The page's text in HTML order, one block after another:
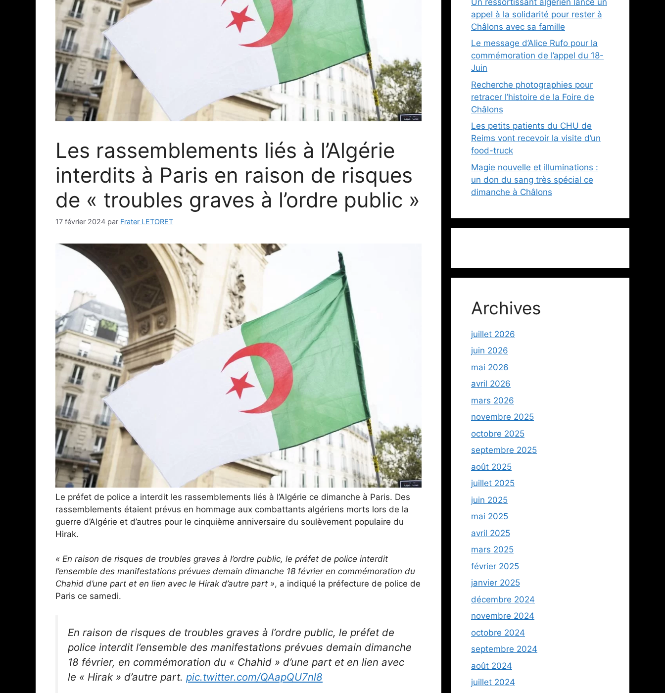
Les rassemblements liés à l’Algérie
interdits à Paris en raison de risques
de « troubles graves à l’ordre public »
17 février 2024 par Frater LETORET
Le préfet de police a interdit les rassemblements liés à l’Algérie ce dimanche à Paris. Des
rassemblements étaient prévus en hommage aux combattants algériens morts lors de la
guerre d’Algérie et d’autres pour le cinquième anniversaire du soulèvement populaire du
Hirak.
« En raison de risques de troubles graves à l’ordre public, le préfet de police interdit
l’ensemble des manifestations prévues demain dimanche 18 février en commémoration du
Chahid d’une part et en lien avec le Hirak d’autre part », a indiqué la préfecture de police de
Paris ce samedi.
En raison de risques de troubles graves à l’ordre public, le préfet de
police interdit l’ensemble des manifestations prévues demain dimanche
18 février, en commémoration du « Chahid » d’une part et en lien avec
le « Hirak » d’autre part. pic.twitter.com/QAapQU7nl8
appel à la solidarité pour rester à
Châlons avec sa famille
Le message d’Alice Rufo pour la
commémoration de l’appel du 18-
Juin
Recherche photographies pour
retracer l’histoire de la Foire de
Châlons
Les petits patients du CHU de
Reims vont recevoir la visite d’un
food-truck
Magie nouvelle et illuminations :
un don du sang très spécial ce
dimanche à Châlons
Archives
juillet 2026
juin 2026
mai 2026
avril 2026
mars 2026
novembre 2025
octobre 2025
septembre 2025
août 2025
juillet 2025
juin 2025
mai 2025
avril 2025
mars 2025
février 2025
janvier 2025
décembre 2024
novembre 2024
octobre 2024
septembre 2024
août 2024
juillet 2024